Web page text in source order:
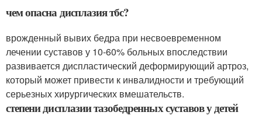
чем опасна дисплазия тбс?
врожденный вывих бедра при несвоевременном
лечении суставов у 10-60% больных впоследствии
развивается диспластический деформирующий артроз,
который может привести к инвалидности и требующий
серьезных хирургических вмешательств.
степени дисплазии тазобедренных суставов у детей